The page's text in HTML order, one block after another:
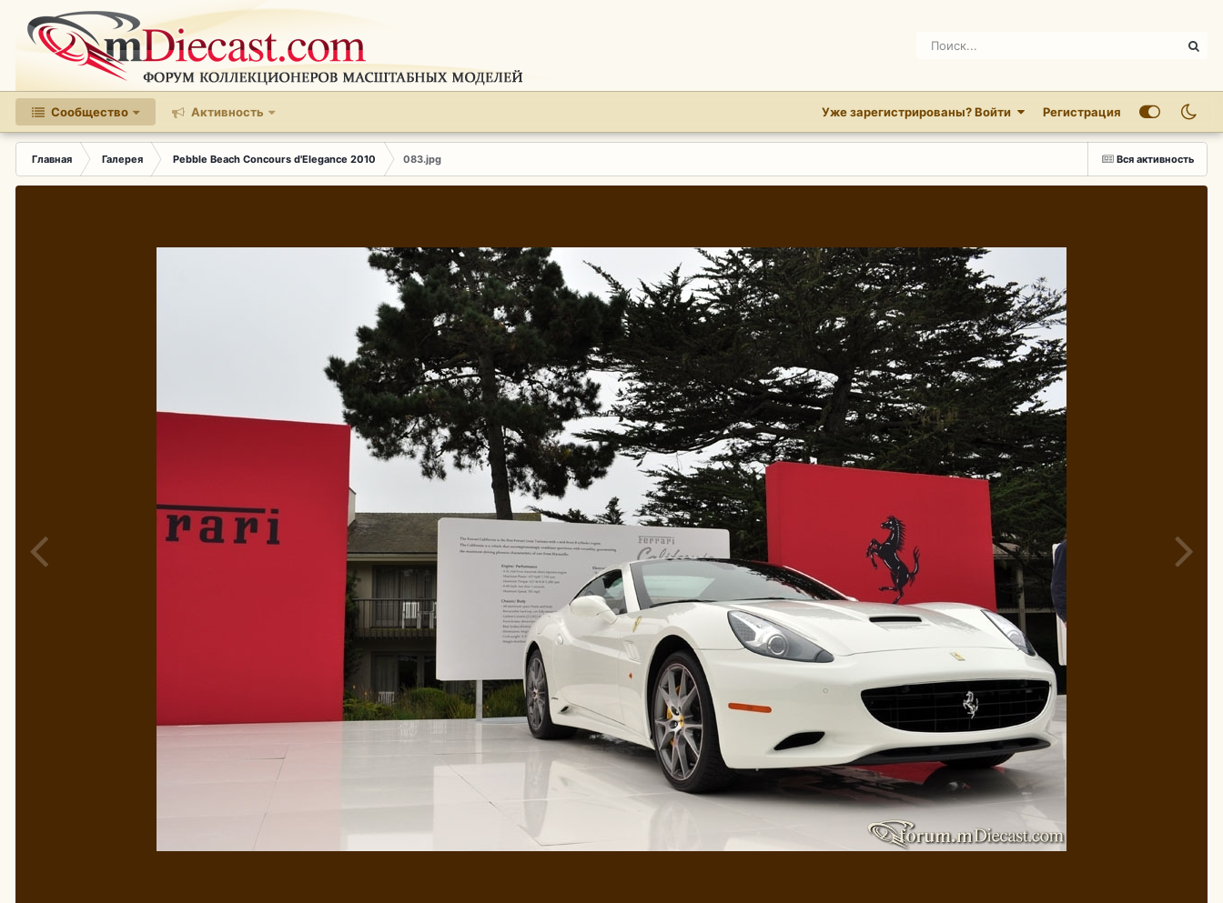
Сообщество Активность Уже зарегистрированы? Войти Регистрация
Вся активность
Главная Галерея Pebble Beach Concours d'Elegance 2010 083.jpg